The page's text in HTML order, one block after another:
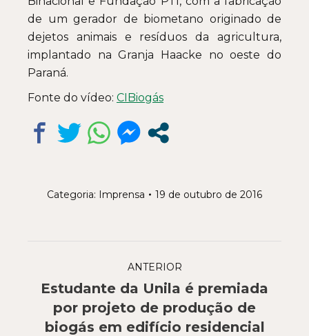
de um gerador de biometano originado de
dejetos animais e resíduos da agricultura,
implantado na Granja Haacke no oeste do
Paraná.
Fonte do vídeo: CIBiogás
Categoria: Imprensa 19 de outubro de 2016
de
post:
ANTERIOR
Post
anterior:
Estudante da Unila é premiada
por projeto de produção de
biogás em edifício residencial